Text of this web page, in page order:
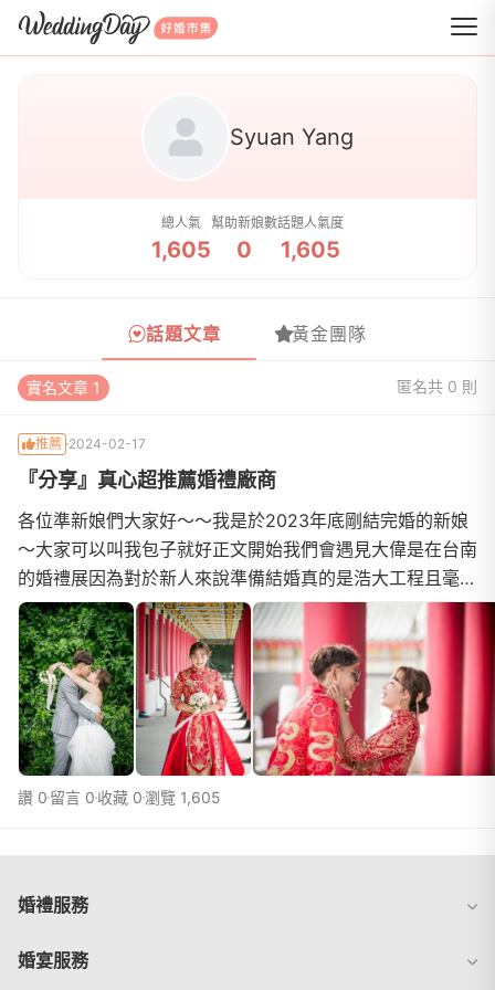
WeddingDay 好婚市集
Syuan Yang
總人氣
1,605
幫助新娘數
0
話題人氣度
1,605
話題文章 黃金團隊
實名文章 1 匿名共 0 則
推薦 2024-02-17
『分享』真心超推薦婚禮廠商
各位準新娘們大家好～～我是於2023年底剛結完婚的新娘
～大家可以叫我包子就好正文開始我們會遇見大偉是在台南
的婚禮展因為對於新人來說準備結婚真的是浩大工程且毫無
頭緒ＱＱ故與先生決定先去婚禮展看看大約經費要怎...
讚 0 留言 0 收藏 0瀏覽 1,605
婚禮服務
婚宴服務